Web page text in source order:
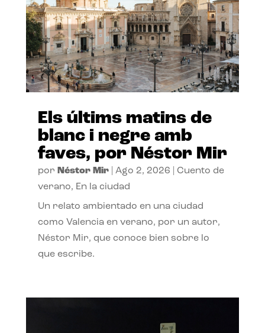
Els últims matins de
blanc i negre amb
faves, por Néstor Mir
por Néstor Mir| Ago 2, 2026
Cuento de
verano, En la ciudad
Un relato ambientado en una ciudad
como Valencia en verano, por un autor,
Néstor Mir, que conoce bien sobre lo
que escribe.